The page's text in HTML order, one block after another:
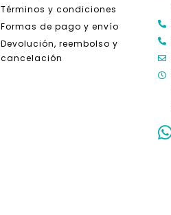
Términos y condiciones
Formas de pago y envío
Devolución, reembolso y
cancelación